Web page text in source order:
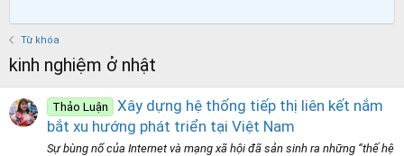
Từ khóa
kinh nghiệm ở nhật
Thảo Luận
Xây dựng hệ thống tiếp thị liên kết nắm
bắt xu hướng phát triển tại Việt Nam
Sự bùng nổ của Internet và mạng xã hội đã sản sinh ra những “thế hệ